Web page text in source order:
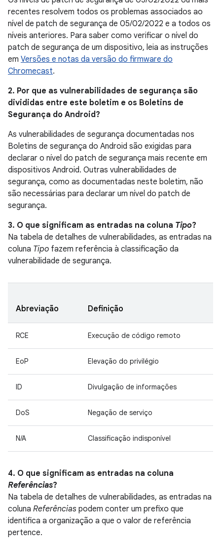
recentes resolvem todos os problemas associados ao
nível de patch de segurança de 05/02/2022 e a todos os
níveis anteriores. Para saber como verificar o nível do
patch de segurança de um dispositivo, leia as instruções
em Versões e notas da versão do firmware do
Chromecast.
2. Por que as vulnerabilidades de segurança são
divididas entre este boletim e os Boletins de
Segurança do Android?
As vulnerabilidades de segurança documentadas nos
Boletins de segurança do Android são exigidas para
declarar o nível do patch de segurança mais recente em
dispositivos Android. Outras vulnerabilidades de
segurança, como as documentadas neste boletim, não
são necessárias para declarar um nível do patch de
segurança.
3. O que significam as entradas na coluna Tipo?
Na tabela de detalhes de vulnerabilidades, as entradas na
coluna Tipo fazem referência à classificação da
vulnerabilidade de segurança.
Abreviação Definição
RCE Execução de código remoto
EoP Elevação do privilégio
ID Divulgação de informações
DoS Negação de serviço
N/A Classificação indisponível
4. O que significam as entradas na coluna
Referências?
Na tabela de detalhes de vulnerabilidades, as entradas na
coluna Referências podem conter um prefixo que
identifica a organização a que o valor de referência
pertence.